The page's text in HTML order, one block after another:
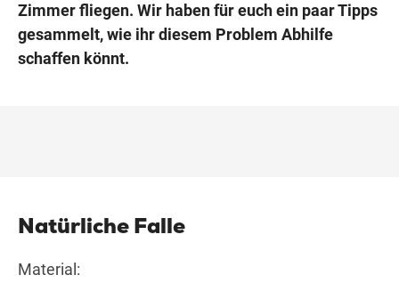
Zimmer fliegen. Wir haben für euch ein paar Tipps
gesammelt, wie ihr diesem Problem Abhilfe
schaffen könnt.
Natürliche Falle
Material: